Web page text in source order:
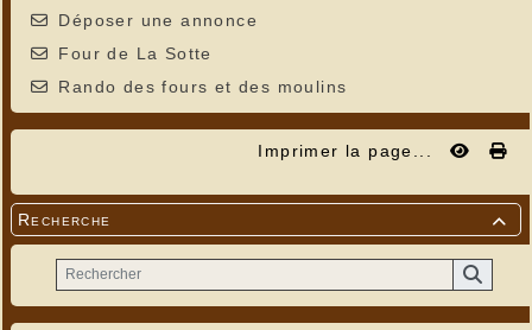
Déposer une annonce
Four de La Sotte
Rando des fours et des moulins
Imprimer la page...

Recherche